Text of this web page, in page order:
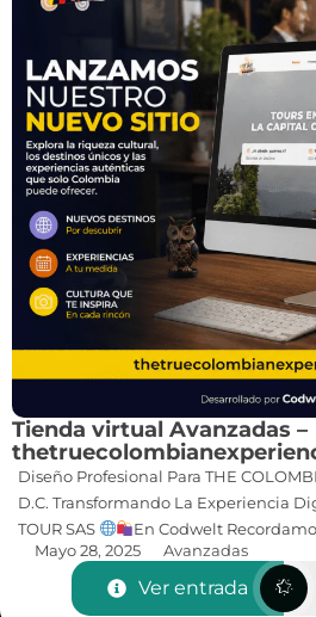
Tienda virtual Avanzadas –
Diseño Profesional Para THE
D.C. Transformando La Experiencia
TOUR SAS
En Codwelt
Mayo 28, 2025
Avanzadas
Ver entrada